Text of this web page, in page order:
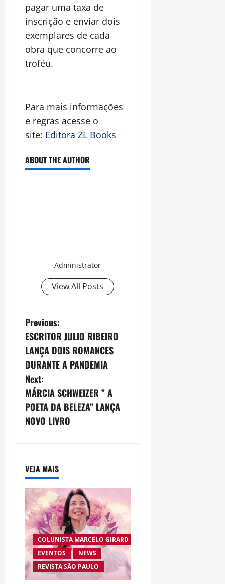
pagar uma taxa de
inscrição e enviar dois
exemplares de cada
obra que concorre ao
troféu.
Para mais informações
e regras acesse o
site: Editora ZL Books
ABOUT THE AUTHOR
Administrator
View All Posts
P
o
s
t
n
a
i
g
a
t
i
o
Previous:
ESCRITOR JULIO RIBEIRO
LANÇA DOIS ROMANCES
DURANTE A PANDEMIA
Next:
MÁRCIA SCHWEIZER ” A
POETA DA BELEZA” LANÇA
NOVO LIVRO
VEJA MAIS
COLUNISTA MARCELO GIRARD
EVENTOS
NEWS
REVISTA SÃO PAULO